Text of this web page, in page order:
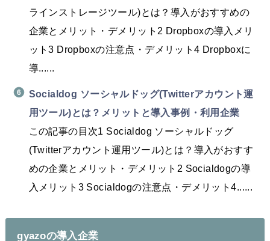
ラインストレージツール)とは？導入がおすすめの
企業とメリット・デメリット2 Dropboxの導入メリ
ット3 Dropboxの注意点・デメリット4 Dropboxに
導......
Socialdog ソーシャルドッグ(Twitterアカウント運
用ツール)とは？メリットと導入事例・利用企業
この記事の目次1 Socialdog ソーシャルドッグ
(Twitterアカウント運用ツール)とは？導入がおすす
めの企業とメリット・デメリット2 Socialdogの導
入メリット3 Socialdogの注意点・デメリット4......
gyazoの導入企業